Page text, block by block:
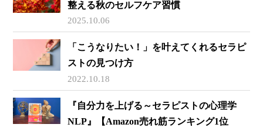
整える秋のセルフケア習慣
2025.10.06
「こうなりたい！」を叶えてくれるセラピ
ストの見つけ方
2022.10.18
『自分力を上げる～セラピストの心理学
NLP』【Amazon売れ筋ランキング1位